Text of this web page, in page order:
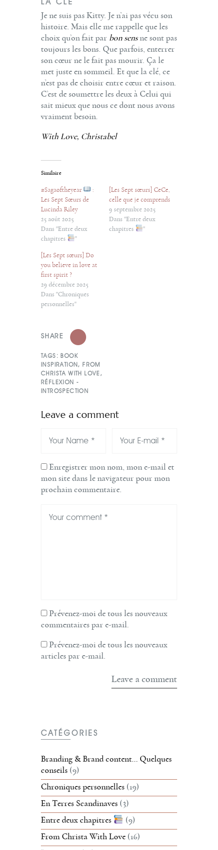
Je ne suis pas Kitty. Je n’ai pas vécu son
histoire. Mais elle me rappelle que les
choix qu’on fait par bon sensne sont pas
toujours les bons. Que parfois, enterrer
son cœur ne le fait pas mourir. Ça le
met juste en sommeil. Et que la clé, ce
n’est pas de choisir entre cœur et raison.
C’est de soumettre les deux à Celui qui
sait mieux que nous ce dont nous avons
vraiment besoin.
With Love, Christabel
Similaire
#Sagaoftheyear
:
Les Sept Sœurs de
Lucinda Riley
25 août 2025
Dans "Entre deux
chapitres
"
[Les Sept sœurs] CeCe,
celle que je comprends
9 septembre 2025
Dans "Entre deux
chapitres
"
[Les Sept sœurs] Do
you believe in love at
first spirit ?
29 décembre 2025
Dans "Chroniques
personnelles"
SHARE
TAGS: BOOK
INSPIRATION, FROM
CHRISTA WITH LOVE ,
RÉFLEXION -
INTROSPECTION
Leave a comment
Enregistrer mon nom, mon e-mail et
mon site dans le navigateur pour mon
prochain commentaire.
Prévenez-moi de tous les nouveaux
commentaires par e-mail.
Prévenez-moi de tous les nouveaux
articles par e-mail.
CATÉGORIES
Branding & Brand content… Quelques
conseils (9)
Chroniques personnelles (19)
En Terres Scandinaves (3)
Entre deux chapitres
(9)
From Christa With Love (16)